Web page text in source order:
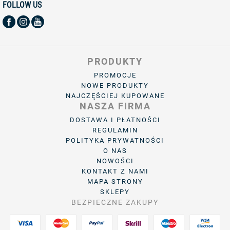
FOLLOW US
PRODUKTY
PROMOCJE
NOWE PRODUKTY
NAJCZĘŚCIEJ KUPOWANE
NASZA FIRMA
DOSTAWA I PŁATNOŚCI
REGULAMIN
POLITYKA PRYWATNOŚCI
O NAS
NOWOŚCI
KONTAKT Z NAMI
MAPA STRONY
SKLEPY
BEZPIECZNE ZAKUPY